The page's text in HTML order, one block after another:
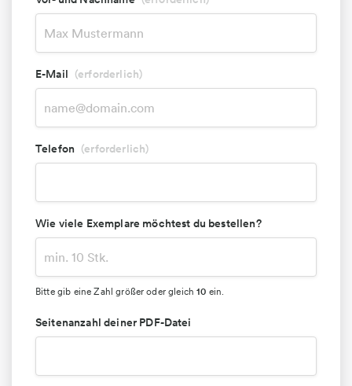
E-Mail (erforderlich)
Telefon (erforderlich)
Wie viele Exemplare möchtest du bestellen?
Bitte gib eine Zahl größer oder gleich10 ein.
Seitenanzahl deiner PDF-Datei